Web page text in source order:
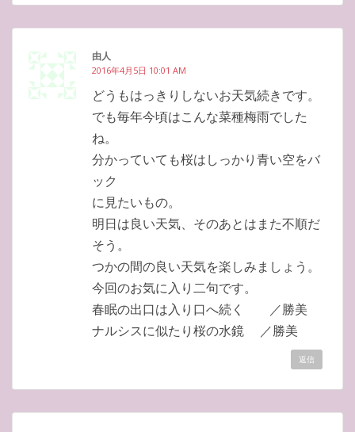
由人
2016年4月5日 10:01 AM
どうもはっきりしないお天気続きです。
でも毎年今頃はこんな菜種梅雨でした
ね。
分かっていても桜はしっかり青い空をバ
ック
に見たいもの。
明日は良い天気、そのあとはまた不順だ
そう。
つかの間の良い天気を楽しみましょう。
今回のお気に入り二句です。
春眠の出口は入り口へ続く ／勝美
ナルシスに似たり桜の水鏡 ／勝美
返信